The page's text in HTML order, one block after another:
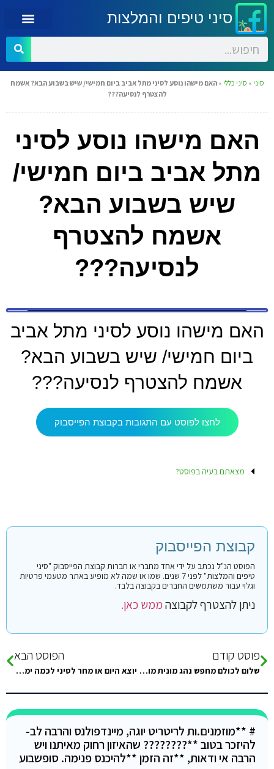
סיני טיפים והמלצות
סיני » סיני כללי »האם מישהו נוסע לסיני מתל אביב ביום חמישי/ שיש בשבוע הבא? אשמח
להצטרף לנסיעה???
האם מישהו נוסע לסיני
מתל אביב ביום חמישי/
שיש בשבוע הבא?
אשמח להצטרף
לנסיעה???
האם מישהו נוסע לסיני מתל אביב
ביום חמישי/ שיש בשבוע הבא?
אשמח להצטרף לנסיעה???
לחצו לפוסט עם התגובות בקבוצת הפייסבוק
מצאתם בעיה בפוסט?
קבוצת הפייסבוק
הפוסט הנ"ל נכתב על ידי אחד מחברי או חברות קבוצת הפייסבוק "סיני
טיפים והמלצות" לפני 7 שנים. שמו או שמה לא מופיע באתר מטעמי פרטיות
וגלוי עבור משתמשים החברים בקבוצה בלבד.
ניתן להצטרף לקבוצהממש כאן.
פוסט קודם
שלום לכולם מחפש נהג מונית מומלץ מהגבול לביר סוואר , וכמה צריכה לעלות מונית … תודה על התגובות ?
הפוסט הבא
יוצא היום או מחר לסיני לכמה ימים טיול מישהו/י רוצה לשתרף אתי לכל טיול ולחזור ביחד . נוסע ברכב מאיזור צפון רק לרצינים…
# **מוזמנים.ות לריטריט יוגה, מיינדפולנס והרבה לב-
להיזכר בטוב **???????? שהאיזון רחוק מאיתנו ויש
הרבה אי ודאות, **זה הזמן **להיכנס פנימה. סופשבוע